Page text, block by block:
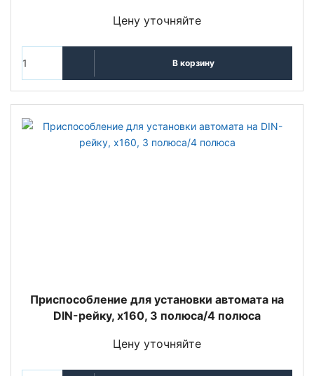
Цену уточняйте
В корзину
Приспособление для установки автомата на
DIN-рейку, x160, 3 полюса/4 полюса
Цену уточняйте